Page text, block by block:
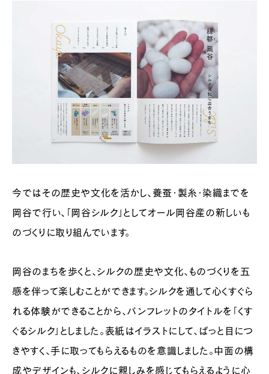
今ではその歴史や文化を活かし、養蚕・製糸・染織までを
岡谷で行い、「岡谷シルク」としてオール岡谷産の新しいも
のづくりに取り組んでいます。
岡谷のまちを歩くと、シルクの歴史や文化、ものづくりを五
感を伴って楽しむことができます。シルクを通して心くすぐら
れる体験ができることから、パンフレットのタイトルを「くす
ぐるシルク」としました。表紙はイラストにして、ぱっと目につ
きやすく、手に取ってもらえるものを意識しました。中面の構
成やデザインも、シルクに親しみを感じてもらえるように心